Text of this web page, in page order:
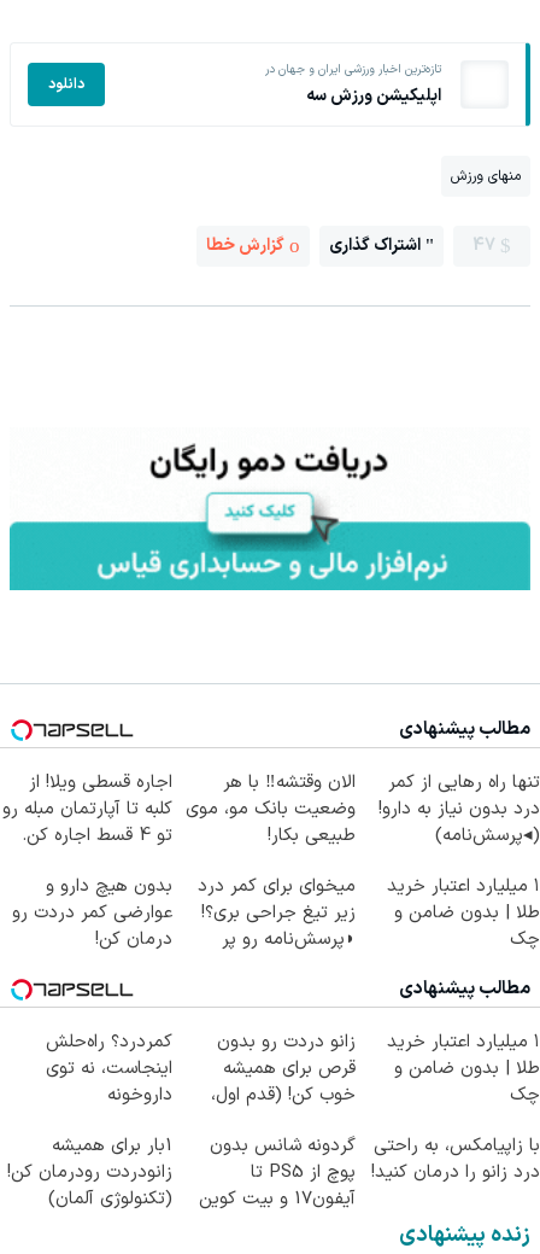
تازه‌ترین اخبار ورزشی ایران و جهان در
اپلیکیشن ورزش سه دانلود
منهای ورزش
47 اشتراک گذاری گزارش خطا
مطالب پیشنهادی
تنها راه رهایی از کمر
درد بدون نیاز به دارو!
(◂پرسش‌نامه)
الان وقتشه‼️ با هر
وضعیت بانک مو، موی
طبیعی بکار!
اجاره‌ قسطی ویلا! از
کلبه تا آپارتمان مبله رو
تو 4 قسط اجاره کن.
۱ میلیارد اعتبار خرید
طلا | بدون ضامن و
چک
میخوای برای کمر درد
زیر تیغ جراحی بری؟!
◗پرسش‌نامه رو پر
بدون هیچ دارو و
عوارضی کمر دردت رو
درمان کن!
مطالب پیشنهادی
۱ میلیارد اعتبار خرید
طلا | بدون ضامن و
چک
زانو دردت رو بدون
قرص برای همیشه
خوب کن! (قدم اول،
کمردرد؟ راه‌حلش
اینجاست، نه توی
داروخونه
با زاپیامکس، به راحتی
درد زانو را درمان کنید!
گردونه شانس بدون
پوچ از PS5 تا
آیفون17 و بیت کوین
1بار برای همیشه
زانودردت رودرمان کن!
(تکنولوژی آلمان)
زنده پیشنهادی